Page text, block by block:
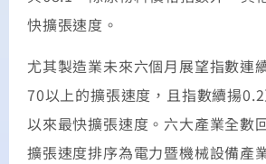
快擴張速度。
尤其製造業未來六個月展望指數連
70以上的擴張速度，且指數續揚
以來最快擴張速度。六大產業全數
擴張速度排序為電力暨機械設備產